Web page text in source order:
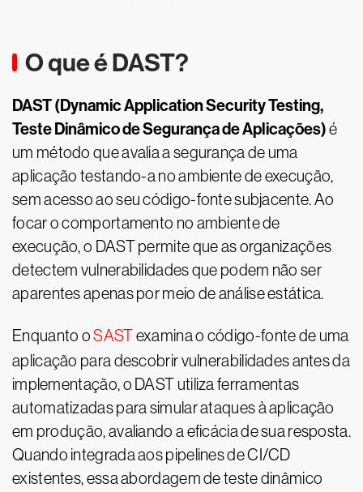
O que é DAST?
DAST (Dynamic Application Security Testing,
Teste Dinâmico de Segurança de Aplicações)é
um método que avalia a segurança de uma
aplicação testando-a no ambiente de execução,
sem acesso ao seu código-fonte subjacente. Ao
focar o comportamento no ambiente de
execução, o DAST permite que as organizações
detectem vulnerabilidades que podem não ser
aparentes apenas por meio de análise estática.
Enquanto oSASTexamina o código-fonte de uma
aplicação para descobrir vulnerabilidades antes da
implementação, o DAST utiliza ferramentas
automatizadas para simular ataques à aplicação
em produção, avaliando a eficácia de sua resposta.
Quando integrada aos pipelines de CI/CD
existentes, essa abordagem de teste dinâmico